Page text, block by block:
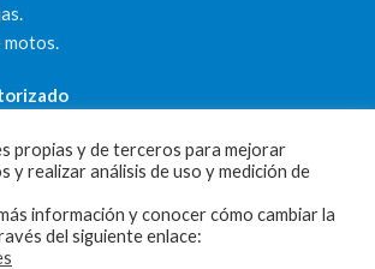
motos.
propias y de terceros para mejorar
y realizar análisis de uso y medición de
información y conocer cómo cambiar la
del siguiente enlace: